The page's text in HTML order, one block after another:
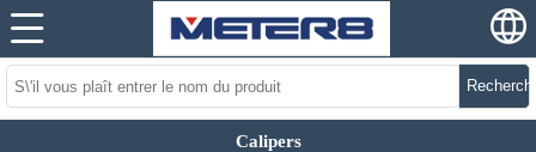
Calipers